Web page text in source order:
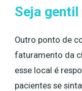
Seja
Outro ponto de
faturamento da
esse local é
pacientes se